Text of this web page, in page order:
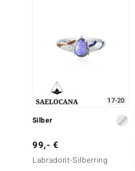
17-20
Silber
99,- €
Labradorit-Silberring